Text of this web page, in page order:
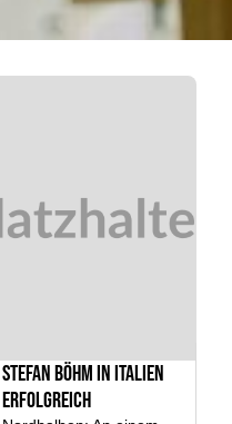
Stefan Böhm in Italien
erfolgreich